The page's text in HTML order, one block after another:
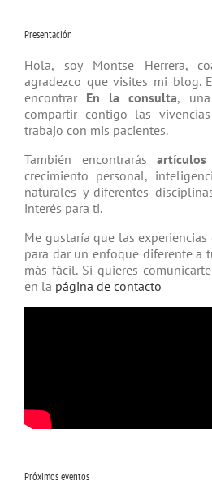
Presentación
Hola, soy Montse Herrera,
agradezco que visites mi blog.
encontrar En la consulta,
compartir contigo las
trabajo con mis pacientes.
También encontrarásartículos
crecimiento personal,
natu­rales y diferentes
interés para ti.
Me gustaría que las
para dar un enfoque diferente a
más fácil. Si quieres
en la página de contacto
Próximos eventos